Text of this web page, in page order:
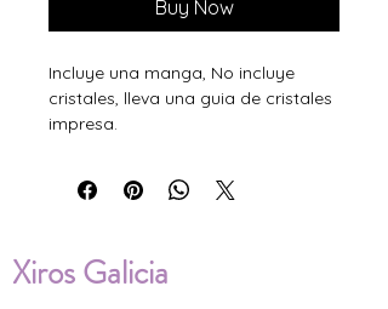
Buy Now
Incluye una manga, No incluye
cristales, lleva una guia de cristales
impresa.
Xiros Galicia